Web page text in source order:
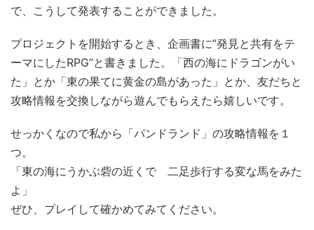
で、こうして発表することができました。
プロジェクトを開始するとき、企画書に”発見と共有をテ
ーマにしたRPG”と書きました。「西の海にドラゴンがい
た」とか「東の果てに黄金の島があった」とか、友だちと
攻略情報を交換しながら遊んでもらえたら嬉しいです。
せっかくなので私から「パンドランド」の攻略情報を１
つ。
「東の海にうかぶ砦の近くで 二足歩行する変な馬をみた
よ」
ぜひ、プレイして確かめてみてください。